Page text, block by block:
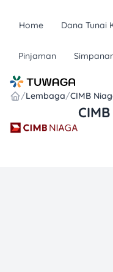
Home Dana Tunai
Pinjaman
/Lembaga/CIMB